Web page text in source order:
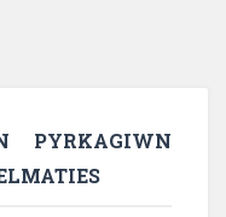
PYRKAGIWN